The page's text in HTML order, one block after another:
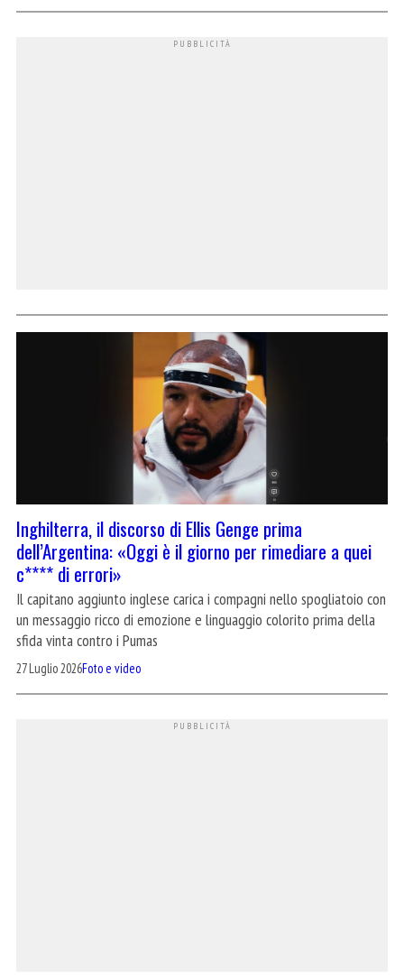
Inghilterra, il discorso di Ellis Genge prima
dell’Argentina: «Oggi è il giorno per rimediare a quei
c**** di errori»
Il capitano aggiunto inglese carica i compagni nello spogliatoio con
un messaggio ricco di emozione e linguaggio colorito prima della
sfida vinta contro i Pumas
27 Luglio 2026Foto e video